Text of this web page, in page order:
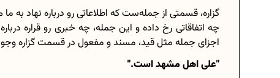
گزاره، قسمتی از جمله‌ست که اطلاعاتی رو درباره نهاد به
چه اتفاقاتی رخ داده و این جمله، چه خبری رو قراره
اجزای جمله مثل قید، مسند و مفعول در قسمت گزاره
"علی اهل مشهد است."